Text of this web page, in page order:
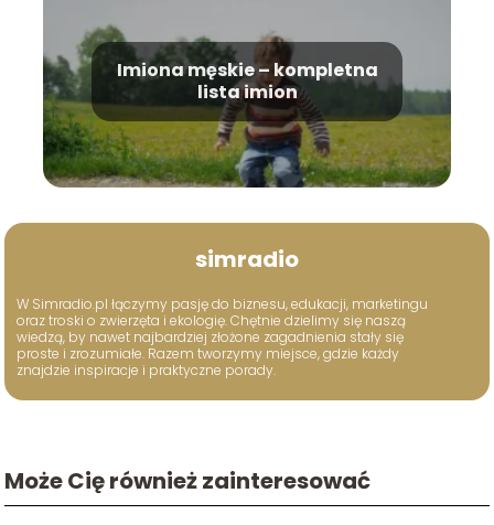
Imiona męskie – kompletna
lista imion
simradio
W Simradio.pl łączymy pasję do biznesu, edukacji, marketingu
oraz troski o zwierzęta i ekologię. Chętnie dzielimy się naszą
wiedzą, by nawet najbardziej złożone zagadnienia stały się
proste i zrozumiałe. Razem tworzymy miejsce, gdzie każdy
znajdzie inspiracje i praktyczne porady.
Może Cię również zainteresować